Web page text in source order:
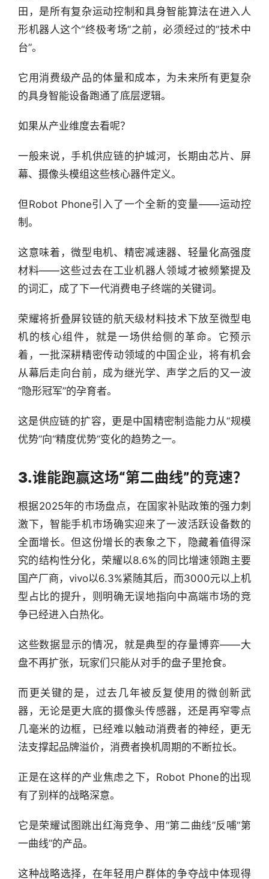
数
据
研
报
告
创
窗
商
机
合
圈
田，是所有复杂运动控制和具身智能算法在进入人
形机器人这个“终极考场”之前，必须经过的“技术中
台”。
它用消费级产品的体量和成本，为未来所有更复杂
的具身智能设备跑通了底层逻辑。
如果从产业维度去看呢？
一般来说，手机供应链的护城河，长期由芯片、屏
幕、摄像头模组这些核心器件定义。
但Robot Phone引入了一个全新的变量——运动控
制。
这意味着，微型电机、精密减速器、轻量化高强度
材料——这些过去在工业机器人领域才被频繁提及
的词汇，成了下一代消费电子终端的关键词。
荣耀将折叠屏铰链的航天级材料技术下放至微型电
机的核心组件，就是一场供给侧的革命。它预示
着，一批深耕精密传动领域的中国企业，将有机会
从幕后走向台前，成为继光学、声学之后的又一波
“隐形冠军”的孕育者。
这是供应链的扩容，更是中国精密制造能力从“规模
优势”向“精度优势”变化的趋势之一。
3.谁能跑赢这场“第二曲线”的竞速？
根据2025年的市场盘点，在国家补贴政策的强力刺
激下，智能手机市场确实迎来了一波活跃设备数的
全面增长。但这份增长的表象之下，隐藏着值得深
究的结构性分化，荣耀以8.6%的同比增速领跑主要
国产厂商，vivo以6.3%紧随其后，而3000元以上机
型占比的提升，则明确无误地指向中高端市场的竞
争已经进入白热化。
这些数据显示的情况，就是典型的存量博弈——大
盘不再扩张，玩家们只能从对手的盘子里抢食。
而更关键的是，过去几年被反复使用的微创新武
器，无论是更大底的摄像头传感器，还是再窄零点
几毫米的边框，已经难以触动消费者的神经，更无
法支撑起品牌溢价，消费者换机周期的不断拉长。
正是在这样的产业焦虑之下，Robot Phone的出现
有了别样的战略深意。
它是荣耀试图跳出红海竞争、用“第二曲线”反哺“第
一曲线”的产品。
这种战略选择，在年轻用户群体的争夺战中体现得